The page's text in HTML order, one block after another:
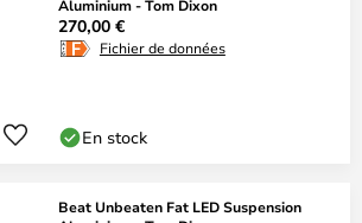
Aluminium - Tom Dixon
270,00 €
Fichier de données
En stock
Beat Unbeaten Fat LED Suspension